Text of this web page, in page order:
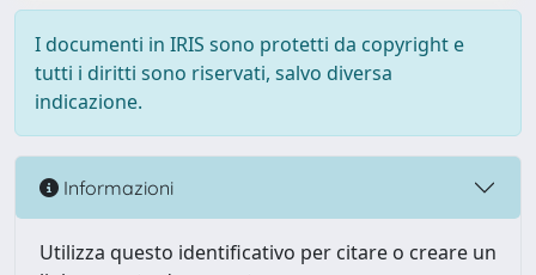
I documenti in IRIS sono protetti da copyright e
tutti i diritti sono riservati, salvo diversa
indicazione.
Informazioni
Utilizza questo identificativo per citare o creare un